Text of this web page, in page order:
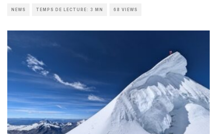
NEWS TEMPS DE LECTURE: 3 MN 68 VIEWS